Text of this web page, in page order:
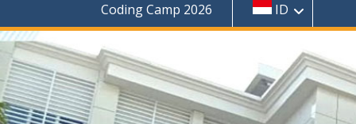
Coding Camp 2026
ID